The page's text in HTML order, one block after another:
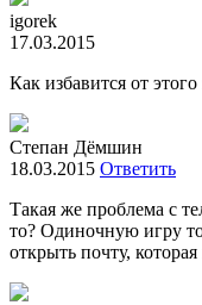
igorek
17.03.2015
Как избавится от этого
Степан Дёмшин
18.03.2015 Ответить
Такая же проблема с
то? Одиночную игру
открыть почту,